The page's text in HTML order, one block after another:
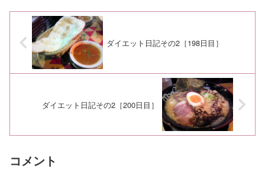
ダイエット日記その2［198日目］
ダイエット日記その2［200日目］
コメント